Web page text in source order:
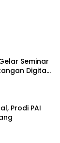
Seminar
Digital
Prodi PAI